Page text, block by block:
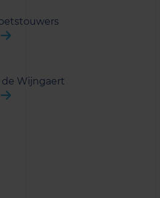
de Wijngaert